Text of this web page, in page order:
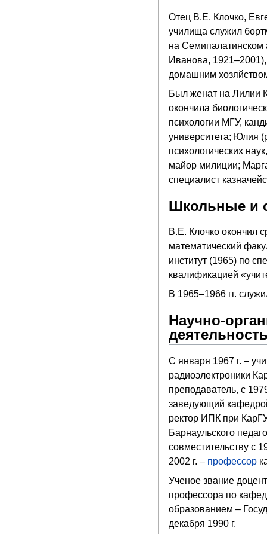
Отец В.Е. Клочко,
училища служил
на Семипалатинском
Иванова,
домашним
Был женат на Лилии
окончила
психологии МГУ,
университета; Юлия
психологических
майор милиции;
специалист
Школьные и
В.Е. Клочко окончил
математический
институт (1965) по
квалификацией
В 1965–1966 гг.
Научно-
С января 1967 г. –
радиоэлектроники
преподаватель, с
заведующий
ректор ИПК при
Барнаульского
совместительству с
2002 г. – профессор
Ученое звание
профессора по
образованием –
декабря 1990 г.